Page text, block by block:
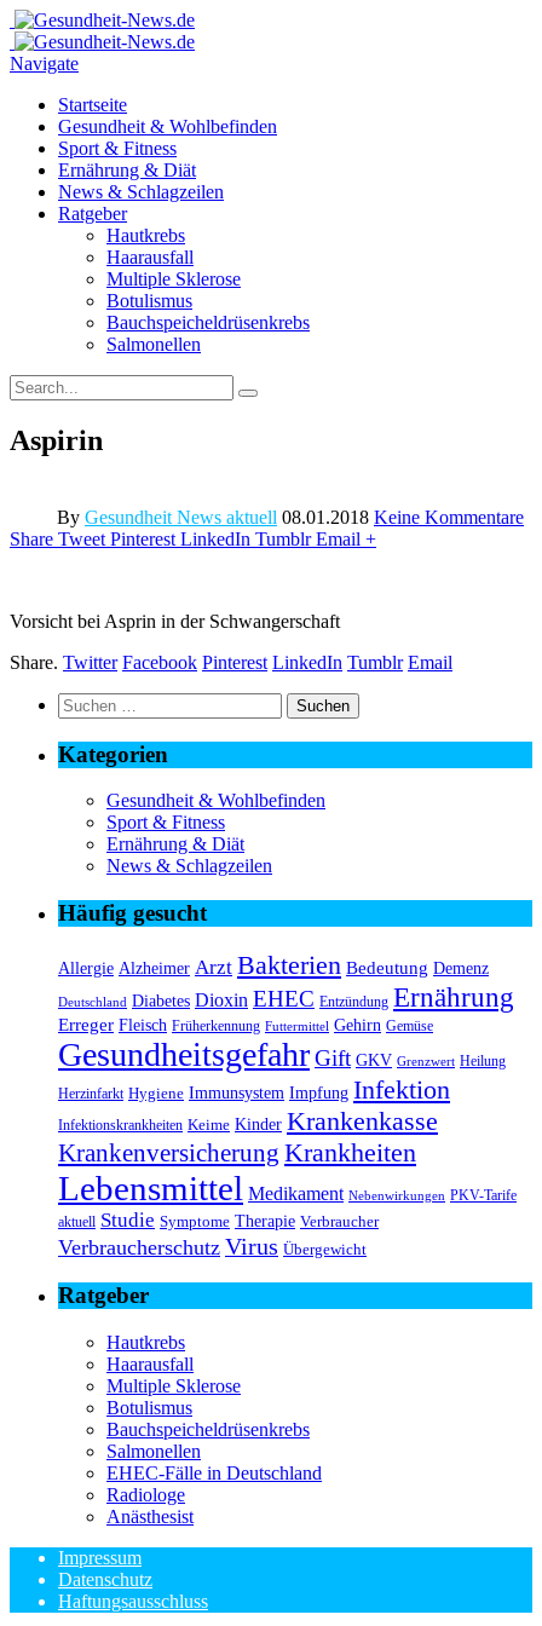
Navigate
Startseite
Gesundheit & Wohlbefinden
Sport & Fitness
Ernährung & Diät
News & Schlagzeilen
Ratgeber
Hautkrebs
Haarausfall
Multiple Sklerose
Botulismus
Bauchspeicheldrüsenkrebs
Salmonellen
Aspirin
By Gesundheit News aktuell 08.01.2018 Keine Kommentare
Share Tweet Pinterest LinkedIn Tumblr Email +
Vorsicht bei Asprin in der Schwangerschaft
Share. Twitter Facebook Pinterest LinkedIn Tumblr Email
Suchen
nach:
Kategorien
Gesundheit & Wohlbefinden
Sport & Fitness
Ernährung & Diät
News & Schlagzeilen
Häufig gesucht
Allergie Alzheimer Arzt Bakterien Bedeutung Demenz
Deutschland Diabetes Dioxin EHEC Entzündung Ernährung
Erreger Fleisch Früherkennung Futtermittel Gehirn Gemüse
GesundheitsgefahrGift GKV Grenzwert Heilung
Herzinfarkt Hygiene Immunsystem Impfung Infektion
Infektionskrankheiten Keime Kinder Krankenkasse
Krankenversicherung Krankheiten
Lebensmittel Medikament Nebenwirkungen PKV-Tarife
aktuell Studie Symptome Therapie Verbraucher
Verbraucherschutz Virus Übergewicht
Ratgeber
Hautkrebs
Haarausfall
Multiple Sklerose
Botulismus
Bauchspeicheldrüsenkrebs
Salmonellen
EHEC-Fälle in Deutschland
Radiologe
Anästhesist
Impressum
Datenschutz
Haftungsausschluss